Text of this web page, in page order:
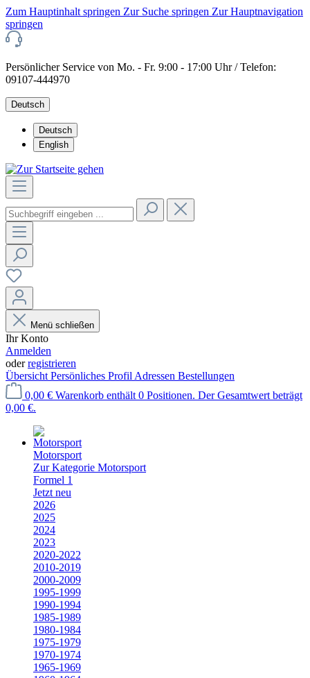
Zum Hauptinhalt springen Zur Suche springen Zur Hauptnavigation
springen
Persönlicher Service von Mo. - Fr. 9:00 - 17:00 Uhr / Telefon:
09107-444970
Deutsch
Deutsch
English
Menü schließen
Ihr Konto
Anmelden
oderregistrieren
Übersicht Persönliches Profil Adressen Bestellungen
0,00 € Warenkorb enthält 0 Positionen. Der Gesamtwert beträgt
0,00 €.
Motorsport
Zur Kategorie Motorsport
Formel 1
Jetzt neu
2026
2025
2024
2023
2020-2022
2010-2019
2000-2009
1995-1999
1990-1994
1985-1989
1980-1984
1975-1979
1970-1974
1965-1969